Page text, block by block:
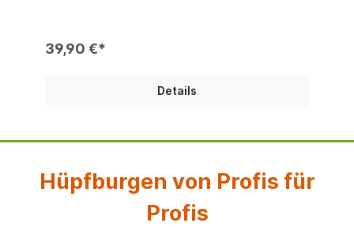
verstärkender Gewebeeinlage | alle 100 cm
umlaufend geöst Bei den Produktfotos handelt
Ware kann abweichen.
39,90 €*
Details
Hüpfburgen von Profis für
Profis